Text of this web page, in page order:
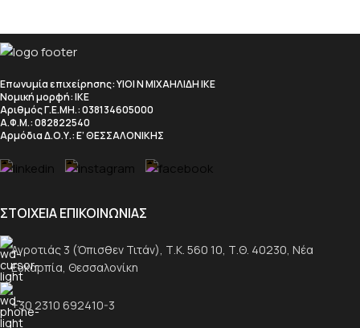
Επωνυμία επιχείρησης: ΥΙΟΙ Ν ΜΙΧΑΗΛΙΔΗ ΙΚΕ
Νομική μορφή: ΙΚΕ
Αριθμός Γ.Ε.ΜΗ.: 038134605000
Α.Φ.Μ.: 082822540
Αρμόδια Δ.Ο.Υ.: Ε’ ΘΕΣΣΑΛΟΝΙΚΗΣ
ΣΤΟΙΧΕΙΑ ΕΠΙΚΟΙΝΩΝΙΑΣ
Αγροτιάς 3 (Όπισθεν Τιτάν), Τ.Κ. 560 10, Τ.Θ. 40230, Νέα
Ευκαρπία, Θεσσαλονίκη
+30 2310 692410-3